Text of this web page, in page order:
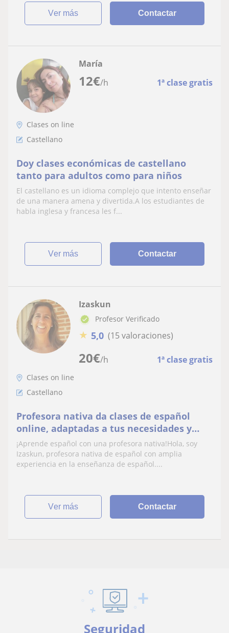
ver más Contactar
12€/h 1ª clase gratis
María
Clases on line
Castellano
Doy clases económicas de castellano
tanto para adultos como para niños
El castellano es un idioma complejo que intento enseñar
de una manera amena y divertida.A los estudiantes de
habla inglesa y francesa les f...
ver más Contactar
20€/h 1ª clase gratis
Izaskun
Profesor Verificado
★ 5,0 (15 valoraciones)
Clases on line
Castellano
Profesora nativa da clases de español
online, adaptadas a tus necesidades y
horarios
¡Aprende español con una profesora nativa!Hola, soy
Izaskun, profesora nativa de español con amplia
experiencia en la enseñanza de español....
ver más Contactar
Seguridad